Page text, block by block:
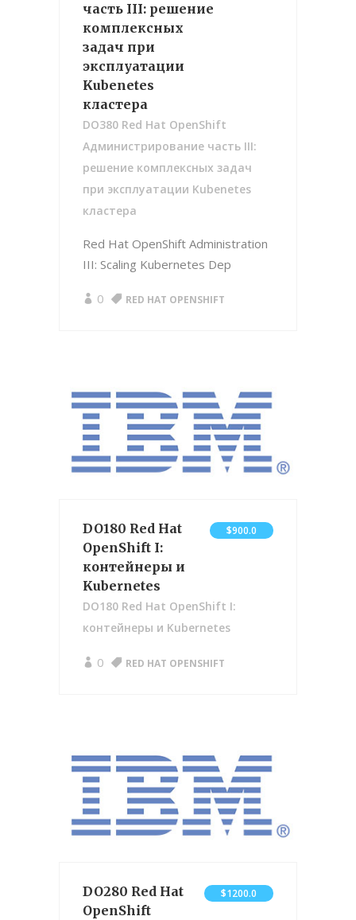
часть III: решение
комплексных
задач при
эксплуатации
Kubenetes
кластера
DO380 Red Hat OpenShift
Администрирование часть III:
решение комплексных задач
при эксплуатации Kubenetes
кластера
Red Hat OpenShift Administration
III: Scaling Kubernetes Dep
0 RED HAT OPENSHIFT
DO180 Red Hat
OpenShift I:
контейнеры и
Kubernetes
$900.0
DO180 Red Hat OpenShift I:
контейнеры и Kubernetes
0 RED HAT OPENSHIFT
DO280 Red Hat
OpenShift
$1200.0